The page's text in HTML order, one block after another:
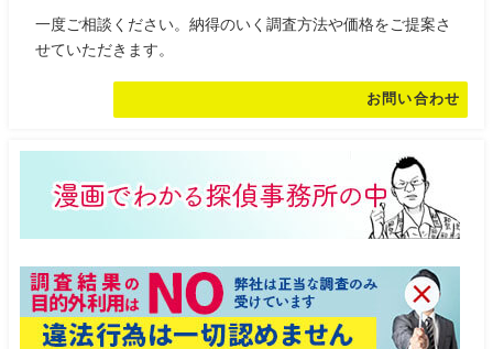
一度ご相談ください。納得のいく調査方法や価格をご提案さ
せていただきます。
お問い合わせ